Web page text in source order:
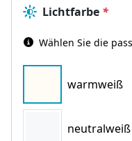
Lichtfarbe *
Wählen Sie die
warmweiß
neutralweiß